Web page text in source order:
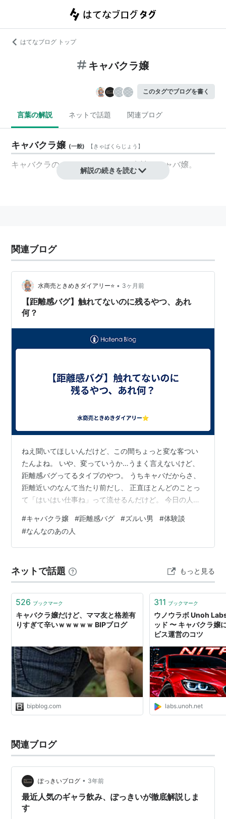
はてなブログ トップ
キャバクラ嬢
このタグでブログを書く
言葉の解説 ネットで話題 関連ブログ
キャバクラ嬢 (一般) 【きゃばくらじょう 】
キャバクラのホステスをしている女性。キャバ嬢。
解説の続きを読む
関連ブログ
水商売ときめきダイアリー⭐ • 3ヶ月前
【距離感バグ】触れてないのに残るやつ、あれ
何？
ねえ聞いてほしいんだけど、この間ちょっと変な客つい
たんよね。 いや、変っていうか…うまく言えないけど、
距離感バグってるタイプのやつ。 うちキャバだからさ、
距離近いのなんて当たり前だし、 正直ほとんどのことっ
て「はいはい仕事ね」って流せるんだけど。 今日の人
見た目はスーツの人で、年齢はたぶん40前後くらい。 い
かにも仕事帰りって感じで、別に派手でもないし、むし
ろ大人しめ。 「初めまして？」って聞いたら 「いや、何
つだって内心思いつつ とりあえず営業スマイルでごまか
した笑 で、横座ったんだけ…
#キャバクラ嬢 #距離感バグ #ズルい男 #体験談
#なんなのあの人
ネットで話題 もっと見る
526 ブックマーク
キャバクラ嬢だけど、ママ友と格差有
りすぎて辛いｗｗｗｗｗ BIPブログ
bipblog.com
311 ブックマーク
ウノウラボ Unoh
ッド 〜 キャバクラ嬢
ビス運営のコツ
labs.unoh.net
関連ブログ
ぽっきいブログ • 3年前
最近人気のギャラ飲み、ぽっきいが徹底解説しま
す